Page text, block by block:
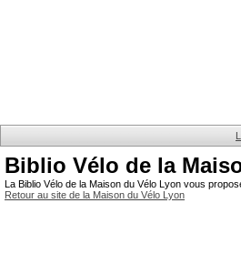
Biblio Vélo de la
La Biblio Vélo de la Maison du Vélo Lyon vous
Retour au site de la Maison du Vélo Lyon